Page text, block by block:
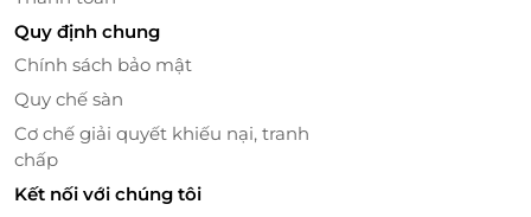
số hàng trăm đánh giá 5 sao cho shop, hàng nghìn
lượt đã bán ra cho sản phẩm của bạn chỉ trong 3
ngày.
Quy định chung
Chính sách bảo mật
Quy chế sàn
Cơ chế giải quyết khiếu nại, tranh
chấp
Kết nối với chúng tôi